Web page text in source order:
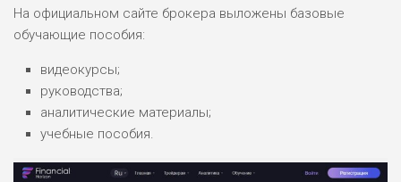
НАЗВАНИЕ
На официальном сайте брокера выложены базовые
обучающие пособия:
видеокурсы;
руководства;
аналитические материалы;
учебные пособия.